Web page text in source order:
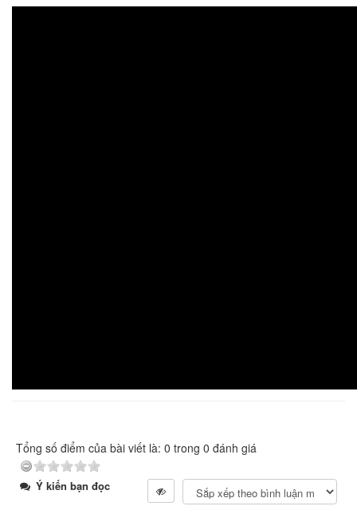
Tổng số điểm của bài viết là: 0 trong 0 đánh giá
Ý kiến bạn đọc